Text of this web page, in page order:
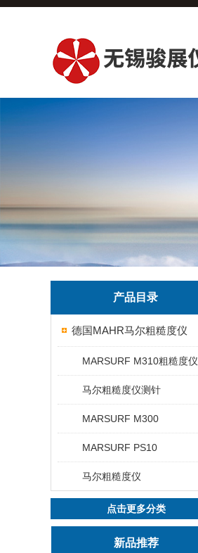
产品目录
德国MAHR马尔粗糙度仪
MARSURF M310粗糙度仪
马尔粗糙度仪测针
MARSURF M300
MARSURF PS10
马尔粗糙度仪
点击更多分类
新品推荐